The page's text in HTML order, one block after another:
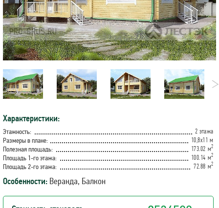
Характеристики:
Этажность: 2 этажа
Размеры в плане: 10,8х11 м
Полезная площадь: 173.02 м2
Площадь 1-го этажа: 100.14 м2
Площадь 2-го этажа: 72.88 м2
Особенности: Веранда, Балкон